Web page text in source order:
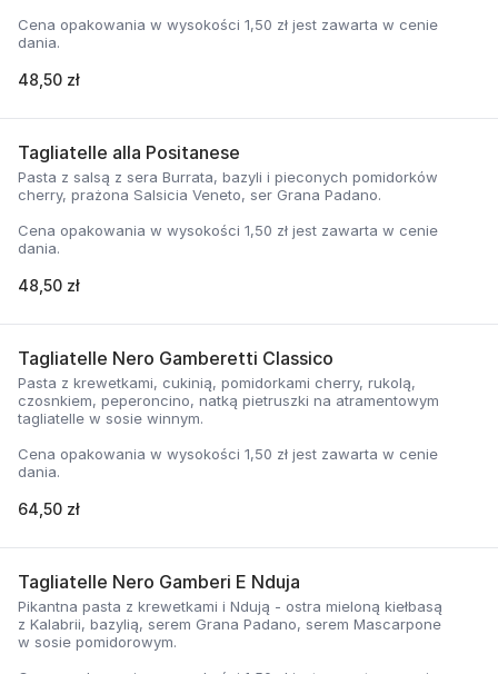
Cena opakowania w wysokości 1,50 zł jest zawarta w cenie
dania.
48,50 zł
Tagliatelle alla Positanese
Pasta z salsą z sera Burrata, bazyli i pieconych pomidorków
cherry, prażona Salsicia Veneto, ser Grana Padano.
Cena opakowania w wysokości 1,50 zł jest zawarta w cenie
dania.
48,50 zł
Tagliatelle Nero Gamberetti Classico
Pasta z krewetkami, cukinią, pomidorkami cherry, rukolą,
czosnkiem, peperoncino, natką pietruszki na atramentowym
tagliatelle w sosie winnym.
Cena opakowania w wysokości 1,50 zł jest zawarta w cenie
dania.
64,50 zł
Tagliatelle Nero Gamberi E Nduja
Pikantna pasta z krewetkami i Ndują - ostra mieloną kiełbasą
z Kalabrii, bazylią, serem Grana Padano, serem Mascarpone
w sosie pomidorowym.